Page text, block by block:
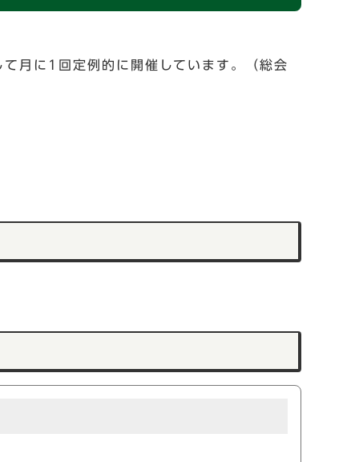
月に1回定例的に開催しています。（総会